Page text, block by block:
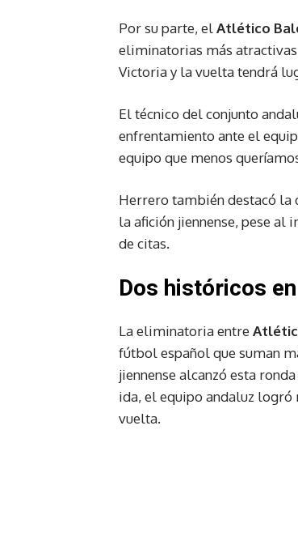
Por su parte, elAtlético
eliminatorias más atractivas
Victoria y la vuelta tendrá
El técnico del conjunto
enfrentamiento ante el
equipo que menos
Herrero también destacó la
la afición jiennense, pese al
de citas.
Dos históricos
La eliminatoria entre
fútbol español que suman
jiennense alcanzó esta
ida, el equipo andaluz
vuelta.